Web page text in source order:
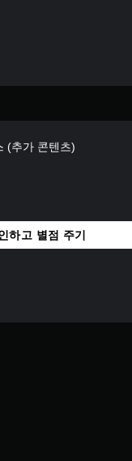
(추가 콘텐츠)
하고 별점 주기